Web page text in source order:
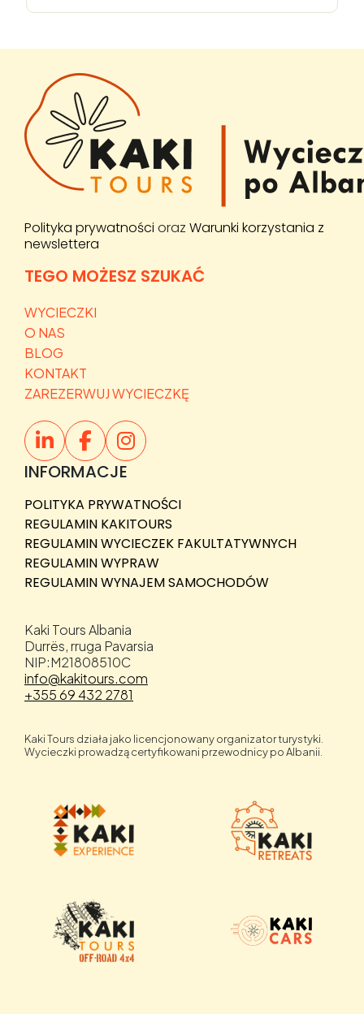
Polityka prywatności oraz Warunki korzystania z
newslettera
TEGO MOŻESZ SZUKAĆ
WYCIECZKI
O NAS
BLOG
KONTAKT
ZAREZERWUJ WYCIECZKĘ
INFORMACJE
POLITYKA PRYWATNOŚCI
REGULAMIN KAKITOURS
REGULAMIN WYCIECZEK FAKULTATYWNYCH
REGULAMIN WYPRAW
REGULAMIN WYNAJEM SAMOCHODÓW
Kaki Tours Albania
Durrës, rruga Pavarsia
NIP:M21808510C
info@kakitours.com
+355 69 432 2781
Kaki Tours działa jako licencjonowany organizator turystyki.
Wycieczki prowadzą certyfikowani przewodnicy po Albanii.